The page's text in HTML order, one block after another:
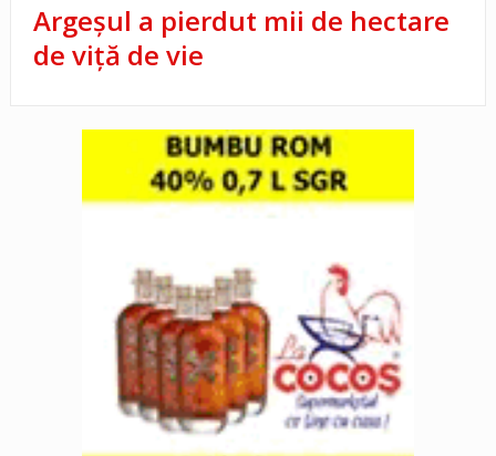
Argeşul a pierdut mii de hectare
de viţă de vie